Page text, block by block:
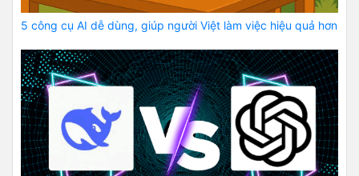
5 công cụ AI dễ dùng, giúp người Việt làm việc hiệu quả hơn